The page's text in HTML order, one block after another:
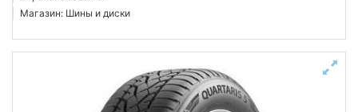
Магазин: Шины и диски